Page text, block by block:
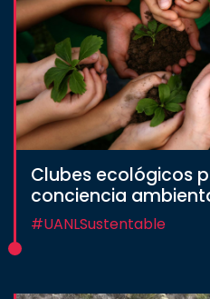
Clubes ecológicos
conciencia
#UANLSustentable